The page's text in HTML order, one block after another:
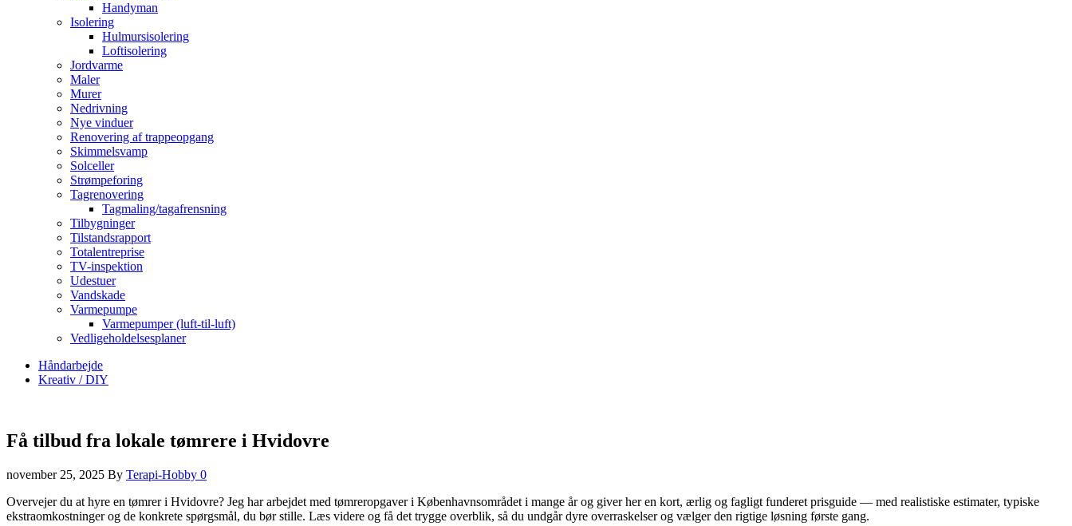
Handyman
Isolering
Hulmursisolering
Loftisolering
Jordvarme
Maler
Murer
Nedrivning
Nye vinduer
Renovering af trappeopgang
Skimmelsvamp
Solceller
Strømpeforing
Tagrenovering
Tagmaling/tagafrensning
Tilbygninger
Tilstandsrapport
Totalentreprise
TV-inspektion
Udestuer
Vandskade
Varmepumpe
Varmepumper (luft-til-luft)
Vedligeholdelsesplaner
Håndarbejde
Kreativ / DIY
Få tilbud fra lokale tømrere i Hvidovre
november 25, 2025 By Terapi-Hobby 0
Overvejer du at hyre en tømrer i Hvidovre? Jeg har arbejdet med tømreropgaver i Københavnsområdet i mange år og giver her en kort, ærlig og fagligt funderet prisguide — med realistiske estimater, typiske
ekstraomkostninger og de konkrete spørgsmål, du bør stille. Læs videre og få det trygge overblik, så du undgår dyre overraskelser og vælger den rigtige løsning første gang.